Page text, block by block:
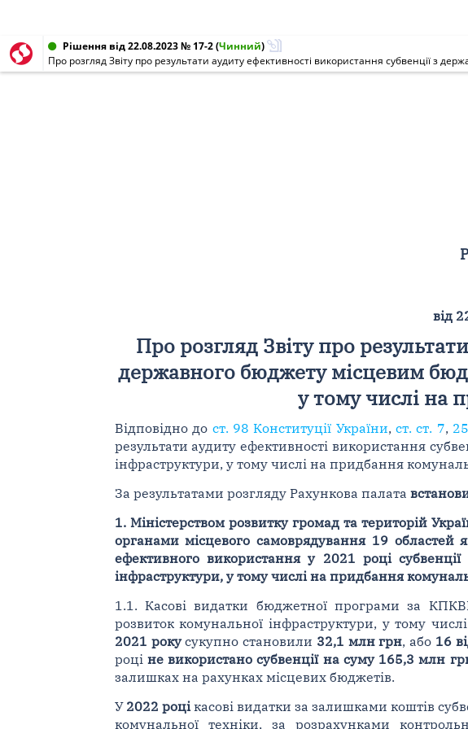
Рішення від 22.08.2023 № 17-2(Чинний)
від
Про розгляд Звіту про
державного бюджету місцевим
у тому числі на
Відповідно до ст. 98 Конституції України, ст. ст. 7, 25
результати аудиту ефективності використання
інфраструктури, у тому числі на придбання
За результатами розгляду Рахункова палата
1. Міністерством розвитку громад та територій
органами місцевого самоврядування 19
ефективного використання у 2021 році
інфраструктури, у тому числі на придбання
1.1. Касові видатки бюджетної програми за
розвиток комунальної інфраструктури, у тому
2021 рокусукупно становили 32,1 млн грн, або 16
роціне використано субвенції на суму 165,3 млн
залишках на рахунках місцевих бюджетів.
У 2022 роцікасові видатки за залишками коштів
комунальної техніки, за розрахунками